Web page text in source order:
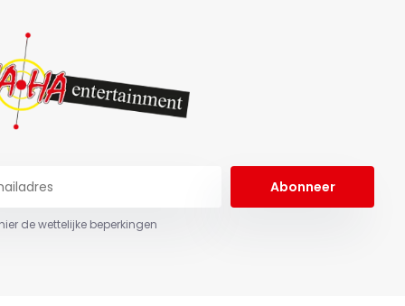
Abonneer
de wettelijke beperkingen